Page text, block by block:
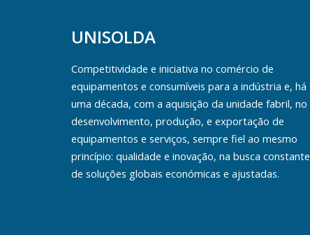
UNISOLDA
Competitividade e iniciativa no comércio de
equipamentos e consumíveis para a indústria e, há
uma década, com a aquisição da unidade fabril, no
desenvolvimento, produção, e exportação de
equipamentos e serviços, sempre fiel ao mesmo
princípio: qualidade e inovação, na busca constante
de soluções globais económicas e ajustadas.